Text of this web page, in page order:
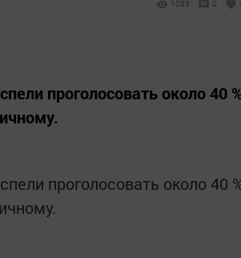
1033 0
проголосовать около 40
проголосовать около 40